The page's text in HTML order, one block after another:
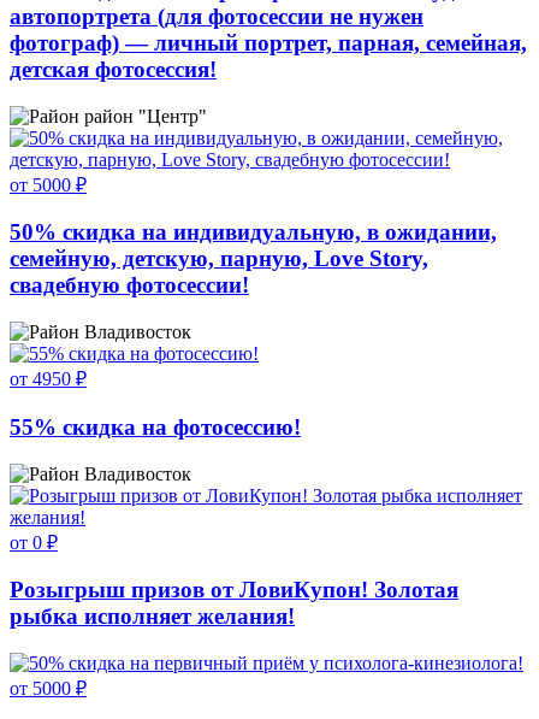
автопортрета (для фотосессии не нужен
фотограф) — личный портрет, парная, семейная,
детская фотосессия!
район "Центр"
от 5000 ₽
50% скидка на индивидуальную, в ожидании,
семейную, детскую, парную, Love Story,
свадебную фотосессии!
Владивосток
от 4950 ₽
55% скидка на фотосессию!
Владивосток
от 0 ₽
Розыгрыш призов от ЛовиКупон! Золотая
рыбка исполняет желания!
от 5000 ₽